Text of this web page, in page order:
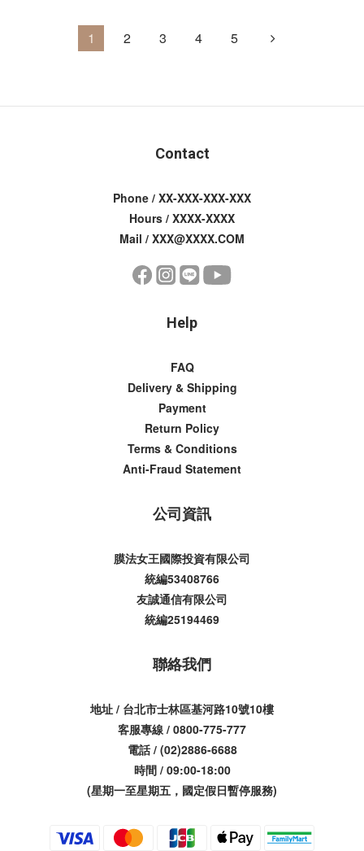
1 2 3 4 5
Contact
Phone / XX-XXX-XXX-XXX
Hours / XXXX-XXXX
Mail / XXX@XXXX.COM
Help
FAQ
Delivery & Shipping
Payment
Return Policy
Terms & Conditions
Anti-Fraud Statement
公司資訊
膜法女王國際投資有限公司
統編53408766
友誠通信有限公司
統編25194469
聯絡我們
地址 / 台北市士林區基河路10號10樓
客服專線 / 0800-775-777
電話 / (02)2886-6688
時間 / 09:00-18:00
(星期一至星期五，國定假日暫停服務)